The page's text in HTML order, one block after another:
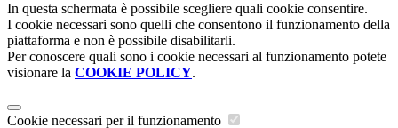
In questa schermata è possibile scegliere quali cookie consentire.
I cookie necessari sono quelli che consentono il funzionamento della
piattaforma e non è possibile disabilitarli.
Per conoscere quali sono i cookie necessari al funzionamento potete
visionare la COOKIE POLICY.
Cookie necessari per il funzionamento